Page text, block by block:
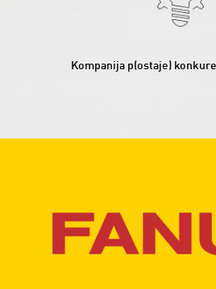
Kompanija p(ostaje)